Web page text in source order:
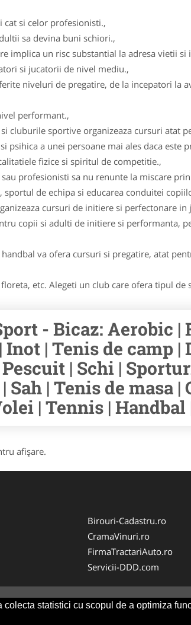
statistici cu scopul de a optimiza
cat si celor profesionisti.,
sa devina buni schiori.,
implica un risc substantial la adresa vietii
si jucatorii de nivel mediu.,
niveluri de pregatire, de la incepatori la
performant.,
cluburile sportive organizeaza cursuri atat
psihica a unei persoane mai ales daca
fizice si spiritul de competitie.,
profesionisti sa nu renunte la miscare
de echipa si educarea conduitei
cursuri de initiere si perfectonare in
copii si adulti de initiere si performanta,
va ofera cursuri si pregatire, atat
etc. Alegeti un club care ofera tipul de
- Bicaz: Aerobic |
| Tenis de camp |
| Schi |
Sah | Tenis de masa
| Tennis | Handbal
afişare.
Birouri-Cadastru.ro
CramaVinuri.ro
FirmaTractariAuto.ro
Servicii-DDD.com